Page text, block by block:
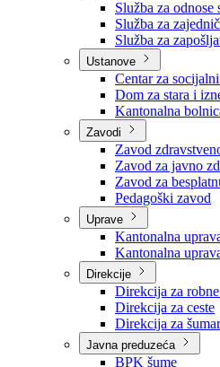
Službe
Služba za odnose
Služba za
Služba za
Ustanove
Centar za socijalni
Dom za stara i
Kantonalna
Zavodi
Zavod
Zavod za javno
Zavod za
Pedagoški zavod
Uprave
Kantonalna
Kantonalna
Direkcije
Direkcija za robne
Direkcija za ceste